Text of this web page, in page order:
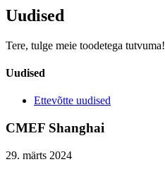
Uudised
Tere, tulge meie toodetega tutvuma!
Uudised
Ettevõtte uudised
CMEF Shanghai
29. märts 2024